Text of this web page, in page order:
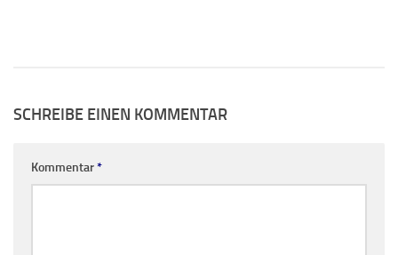
SCHREIBE EINEN KOMMENTAR
Kommentar*